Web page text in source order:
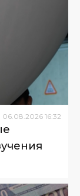
06.08.2026 16:32